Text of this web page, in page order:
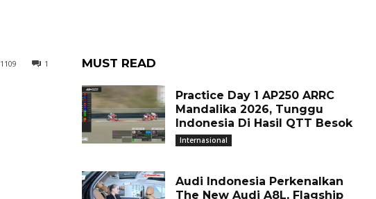
1
1109 MUST READ
Practice Day 1 AP250 ARRC
Mandalika 2026, Tunggu
Indonesia Di Hasil QTT Besok
Internasional
Audi Indonesia Perkenalkan
The New Audi A8L, Flagship